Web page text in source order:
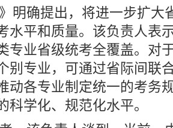
》明确提出，将进一步扩大
水平和质量。该负责人表
专业省级统考全覆盖。对
别专业，可通过省际间联
动各专业制定统一的考务
科学化、规范化水平。